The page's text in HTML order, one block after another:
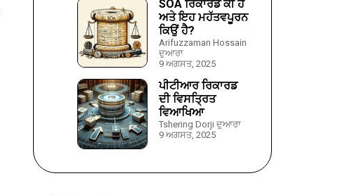
SOA ਰਿਕਾਰਡ ਕੀ ਹੈ
ਅਤੇ ਇਹ ਮਹੱਤਵਪੂਰਨ
ਕਿਉਂ ਹੈ?
Arifuzzaman Hossain
ਦੁਆਰਾ
9 ਅਗਸਤ, 2025
ਪੀਟੀਆਰ ਰਿਕਾਰਡ
ਦੀ ਵਿਸਤ੍ਰਿਤ
ਵਿਆਖਿਆ
Tshering Dorji ਦੁਆਰਾ
9 ਅਗਸਤ, 2025